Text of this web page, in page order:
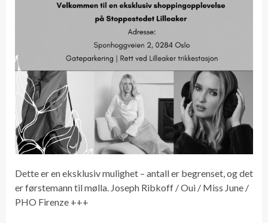
Dette er en eksklusiv mulighet – antall er begrenset, og det
er førstemann til mølla. Joseph Ribkoff / Oui / Miss June /
PHO Firenze +++